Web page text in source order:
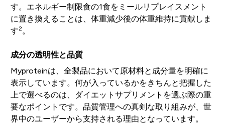
す。エネルギー制限食の1食をミールリプレイスメント
に置き換えることは、体重減少後の体重維持に貢献しま
す2。
成分の透明性と品質
Myproteinは、全製品において原材料と成分量を明確に
表示しています。何が入っているかをきちんと把握した
上で選べるのは、ダイエットサプリメントを選ぶ際の重
要なポイントです。品質管理への真剣な取り組みが、世
界中のユーザーから支持される理由となっています。